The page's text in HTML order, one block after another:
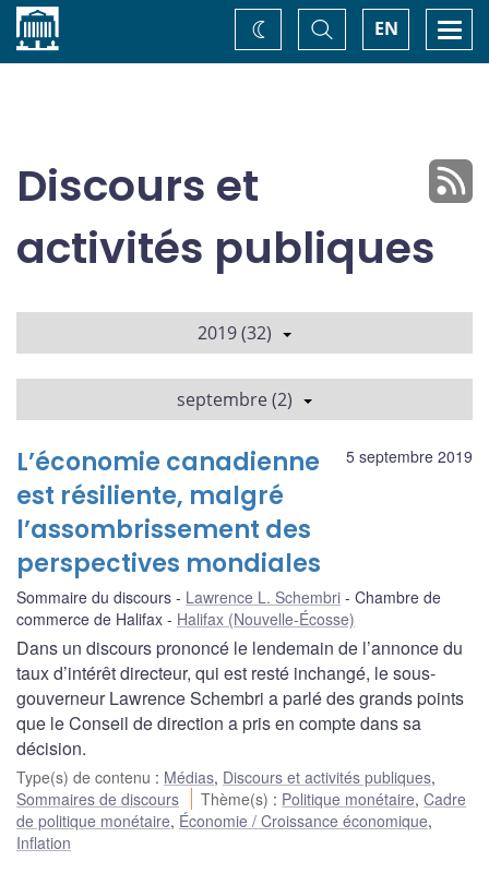
Accueil EN
Basculer
la
recherche
Changez
de
Discours et
activités publiques
2019 (32)
septembre (2)
5 septembre 2019
L’économie canadienne
est résiliente, malgré
l’assombrissement des
perspectives mondiales
Sommaire du discours Lawrence L. Schembri
Chambre de
commerce de Halifax
Halifax (Nouvelle-Écosse)
Dans un discours prononcé le lendemain de l’annonce du
taux d’intérêt directeur, qui est resté inchangé, le sous-
gouverneur Lawrence Schembri a parlé des grands points
que le Conseil de direction a pris en compte dans sa
décision.
Type(s) de contenu : Médias, Discours et activités publiques,
Sommaires de discours
Thème(s) : Politique monétaire,Cadre
de politique monétaire, Économie / Croissance économique,
Inflation